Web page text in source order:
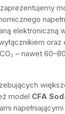
elektroniczną
– nawet
model CFA